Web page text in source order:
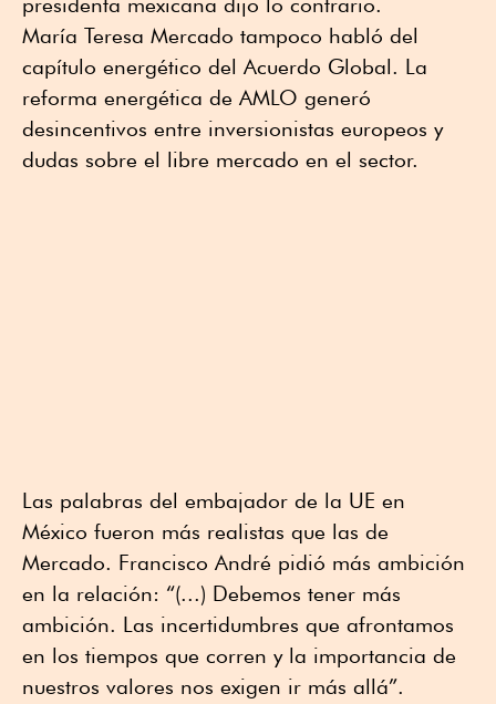
presidenta mexicana dijo lo contrario.
María Teresa Mercado tampoco habló del
capítulo energético del Acuerdo Global. La
reforma energética de AMLO generó
desincentivos entre inversionistas europeos y
dudas sobre el libre mercado en el sector.
Las palabras del embajador de la UE en
México fueron más realistas que las de
Mercado. Francisco André pidió más ambición
en la relación: “(...) Debemos tener más
ambición. Las incertidumbres que afrontamos
en los tiempos que corren y la importancia de
nuestros valores nos exigen ir más allá”.